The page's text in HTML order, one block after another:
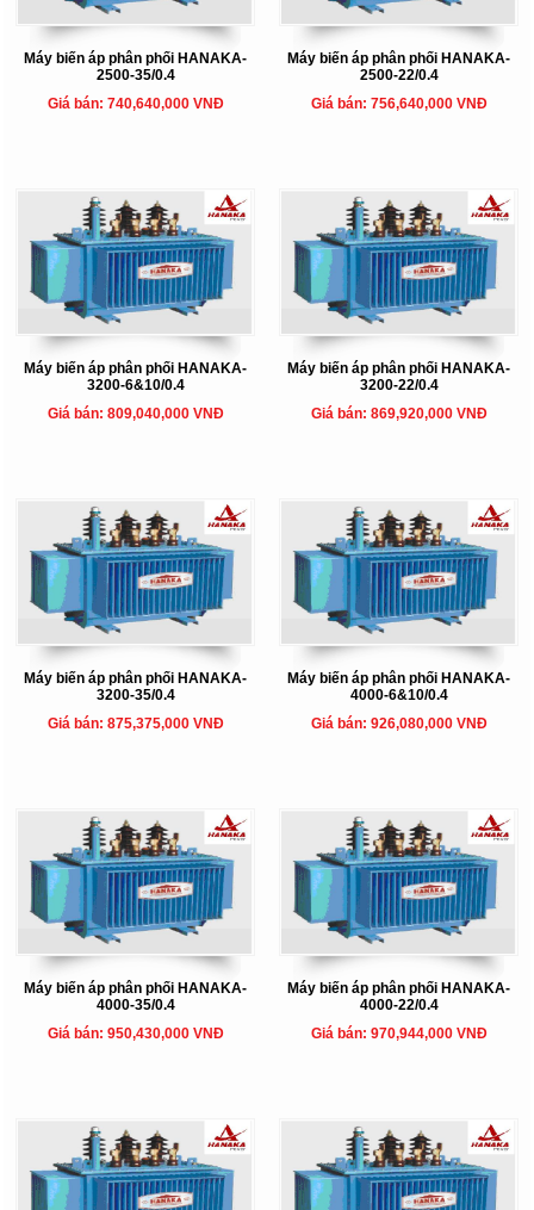
Máy biến áp phân phối HANAKA-
2500-35/0.4
Giá bán: 740,640,000 VNĐ
Máy biến áp phân phối HANAKA-
2500-22/0.4
Giá bán: 756,640,000 VNĐ
Máy biến áp phân phối HANAKA-
3200-6&10/0.4
Giá bán: 809,040,000 VNĐ
Máy biến áp phân phối HANAKA-
3200-22/0.4
Giá bán: 869,920,000 VNĐ
Máy biến áp phân phối HANAKA-
3200-35/0.4
Giá bán: 875,375,000 VNĐ
Máy biến áp phân phối HANAKA-
4000-6&10/0.4
Giá bán: 926,080,000 VNĐ
Máy biến áp phân phối HANAKA-
4000-35/0.4
Giá bán: 950,430,000 VNĐ
Máy biến áp phân phối HANAKA-
4000-22/0.4
Giá bán: 970,944,000 VNĐ